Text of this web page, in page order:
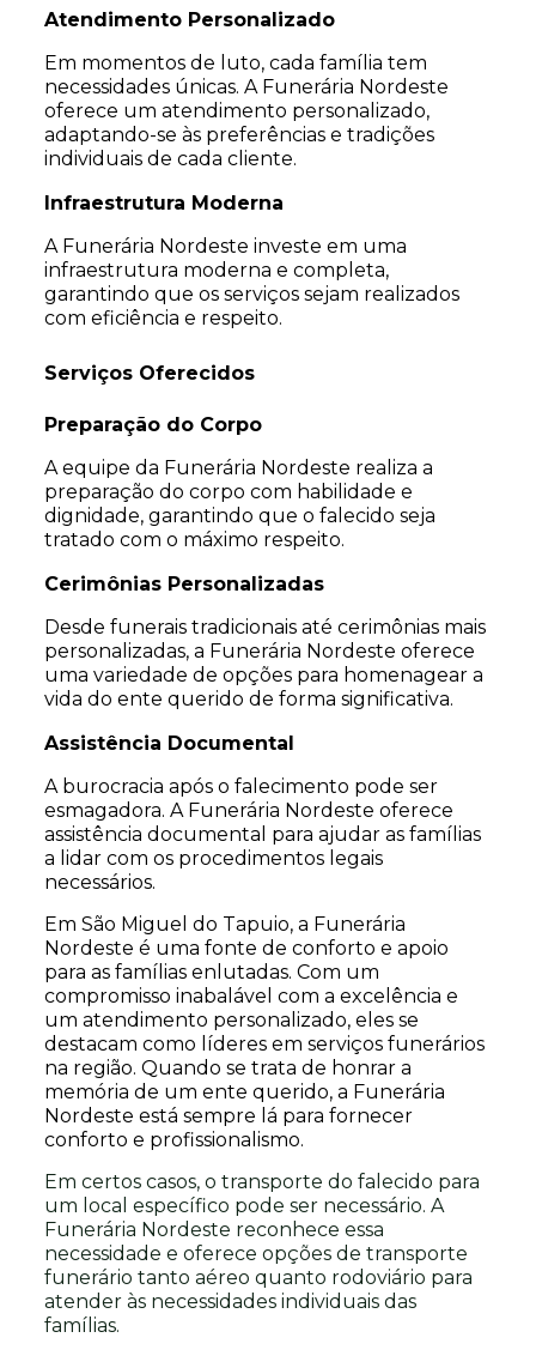
Atendimento Personalizado
Em momentos de luto, cada família tem
necessidades únicas. A Funerária Nordeste
oferece um atendimento personalizado,
adaptando-se às preferências e tradições
individuais de cada cliente.
Infraestrutura Moderna
A Funerária Nordeste investe em uma
infraestrutura moderna e completa,
garantindo que os serviços sejam realizados
com eficiência e respeito.
Serviços Oferecidos
Preparação do Corpo
A equipe da Funerária Nordeste realiza a
preparação do corpo com habilidade e
dignidade, garantindo que o falecido seja
tratado com o máximo respeito.
Cerimônias Personalizadas
Desde funerais tradicionais até cerimônias mais
personalizadas, a Funerária Nordeste oferece
uma variedade de opções para homenagear a
vida do ente querido de forma significativa.
Assistência Documental
A burocracia após o falecimento pode ser
esmagadora. A Funerária Nordeste oferece
assistência documental para ajudar as famílias
a lidar com os procedimentos legais
necessários.
Em São Miguel do Tapuio, a Funerária
Nordeste é uma fonte de conforto e apoio
para as famílias enlutadas. Com um
compromisso inabalável com a excelência e
um atendimento personalizado, eles se
destacam como líderes em serviços funerários
na região. Quando se trata de honrar a
memória de um ente querido, a Funerária
Nordeste está sempre lá para fornecer
conforto e profissionalismo.
Em certos casos, o transporte do falecido para
um local específico pode ser necessário. A
Funerária Nordeste reconhece essa
necessidade e oferece opções de transporte
funerário tanto aéreo quanto rodoviário para
atender às necessidades individuais das
famílias.